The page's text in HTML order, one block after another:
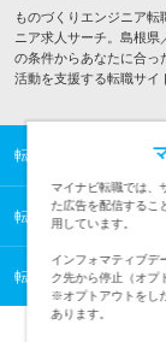
ものづくりエンジニア
ニア求人サーチ。島根
の条件からあなたに合っ
活動を支援する転職サイ
転職TOP ITエンジ
転職TOP ITエンジニ
転職TOP ITエンジニ
マイナビ転職では、
た広告を配信するこ
用しています。
インフォマティブデ
ク先から停止（オプ
※オプトアウトをし
あります。